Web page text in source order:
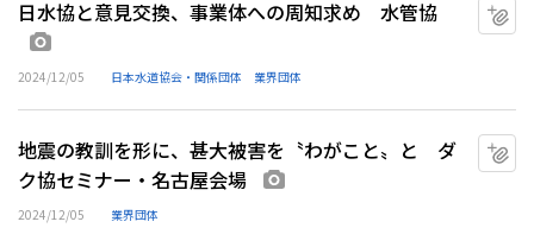
日水協と意見交換、事業体への周知求め 水管協
2024/12/05 日本水道協会・関係団体 業界団体
地震の教訓を形に、甚大被害を〝わがこと〟と ダ
ク協セミナー・名古屋会場
2024/12/05 業界団体